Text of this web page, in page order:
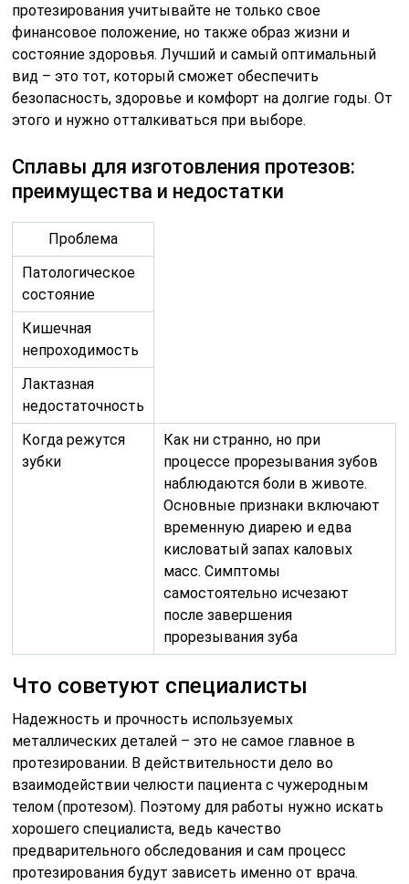
протезирования учитывайте не только свое
финансовое положение, но также образ жизни и
состояние здоровья. Лучший и самый оптимальный
вид – это тот, который сможет обеспечить
безопасность, здоровье и комфорт на долгие годы. От
этого и нужно отталкиваться при выборе.
Сплавы для изготовления протезов:
преимущества и недостатки
Проблема
Патологическое
состояние
Кишечная
непроходимость
Лактазная
недостаточность
Когда режутся
зубки
Как ни странно, но при
процессе прорезывания зубов
наблюдаются боли в животе.
Основные признаки включают
временную диарею и едва
кисловатый запах каловых
масс. Симптомы
самостоятельно исчезают
после завершения
прорезывания зуба
Что советуют специалисты
Надежность и прочность используемых
металлических деталей – это не самое главное в
протезировании. В действительности дело во
взаимодействии челюсти пациента с чужеродным
телом (протезом). Поэтому для работы нужно искать
хорошего специалиста, ведь качество
предварительного обследования и сам процесс
протезирования будут зависеть именно от врача.